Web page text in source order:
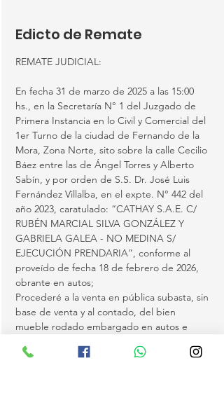
Edicto de Remate
REMATE JUDICIAL:
En fecha 31 de marzo de 2025 a las 15:00
hs., en la Secretaría N° 1 del Juzgado de
Primera Instancia en lo Civil y Comercial del
1er Turno de la ciudad de Fernando de la
Mora, Zona Norte, sito sobre la calle Cecilio
Báez entre las de Ángel Torres y Alberto
Sabín, y por orden de S.S. Dr. José Luis
Fernández Villalba, en el expte. N° 442 del
año 2023, caratulado: “CATHAY S.A.E. C/
RUBÉN MARCIAL SILVA GONZÁLEZ Y
GABRIELA GALEA - NO MEDINA S/
EJECUCIÓN PRENDARIA”, conforme al
proveído de fecha 18 de febrero de 2026,
obrante en autos;
Procederé a la venta en pública subasta, sin
base de venta y al contado, del bien
mueble rodado embargado en autos e
Automotor como sigue: